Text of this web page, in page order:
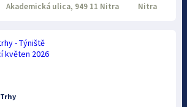
Akademická ulica, 949 11 Nitra
Nitra
Trhy